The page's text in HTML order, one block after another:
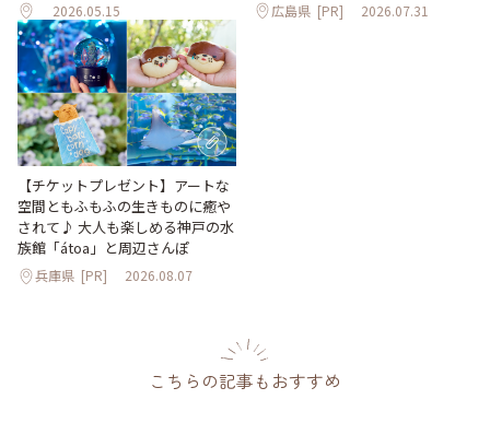
2026.05.15 広島県 [PR] 2026.07.31
【チケットプレゼント】アートな
空間ともふもふの生きものに癒や
されて♪ 大人も楽しめる神戸の水
族館「átoa」と周辺さんぽ
兵庫県 [PR] 2026.08.07
こちらの記事もおすすめ